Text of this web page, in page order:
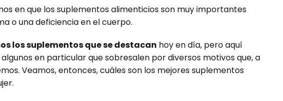
en que los suplementos alimenticios son muy importantes
o una deficiencia en el cuerpo.
los suplementos que se destacan hoy en día, pero aquí
en particular que sobresalen por diversos motivos que, a
Veamos, entonces, cuáles son los mejores suplementos